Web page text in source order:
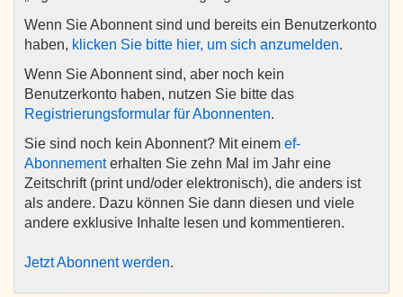
Wenn Sie Abonnent sind und bereits ein Benutzerkonto
haben, klicken Sie bitte hier, um sich anzumelden.
Wenn Sie Abonnent sind, aber noch kein
Benutzerkonto haben, nutzen Sie bitte das
Registrierungsformular für Abonnenten.
Sie sind noch kein Abonnent? Mit einem ef-
Abonnementerhalten Sie zehn Mal im Jahr eine
Zeitschrift (print und/oder elektronisch), die anders ist
als andere. Dazu können Sie dann diesen und viele
andere exklusive Inhalte lesen und kommentieren.
Jetzt Abonnent werden.